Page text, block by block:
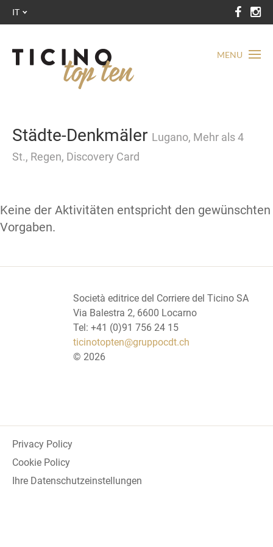
MENU
IT
Städte-Denkmäler Lugano, Mehr als 4
St., Regen, Discovery Card
Keine der Aktivitäten entspricht den gewünschten
Vorgaben.
Società editrice del Corriere del Ticino SA
Via Balestra 2, 6600 Locarno
Tel: +41 (0)91 756 24 15
ticinotopten@gruppocdt.ch
© 2026
Privacy Policy
Cookie Policy
Ihre Datenschutzeinstellungen